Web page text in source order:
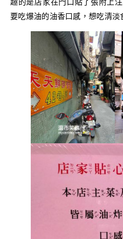
趣的是店家在門口貼了張附上
要吃爆油的油香口感，想吃清淡